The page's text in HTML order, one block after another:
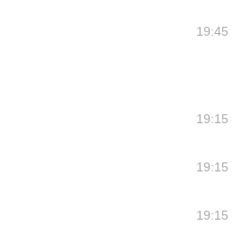
19:45
19:15
19:15
19:15